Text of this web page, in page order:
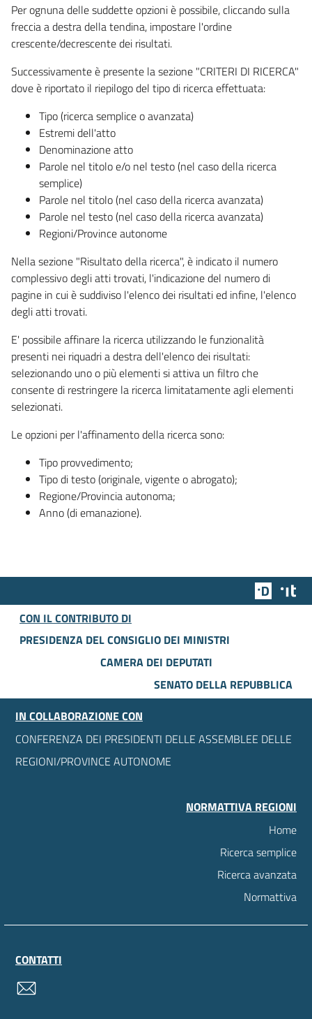
Per ognuna delle suddette opzioni è possibile, cliccando sulla
freccia a destra della tendina, impostare l'ordine
crescente/decrescente dei risultati.
Successivamente è presente la sezione "CRITERI DI RICERCA"
dove è riportato il riepilogo del tipo di ricerca effettuata:
Tipo (ricerca semplice o avanzata)
Estremi dell'atto
Denominazione atto
Parole nel titolo e/o nel testo (nel caso della ricerca
semplice)
Parole nel titolo (nel caso della ricerca avanzata)
Parole nel testo (nel caso della ricerca avanzata)
Regioni/Province autonome
Nella sezione "Risultato della ricerca", è indicato il numero
complessivo degli atti trovati, l'indicazione del numero di
pagine in cui è suddiviso l'elenco dei risultati ed infine, l'elenco
degli atti trovati.
E' possibile affinare la ricerca utilizzando le funzionalità
presenti nei riquadri a destra dell'elenco dei risultati:
selezionando uno o più elementi si attiva un filtro che
consente di restringere la ricerca limitatamente agli elementi
selezionati.
Le opzioni per l'affinamento della ricerca sono:
Tipo provvedimento;
Tipo di testo (originale, vigente o abrogato);
Regione/Provincia autonoma;
Anno (di emanazione).
Team
CON IL CONTRIBUTO DI
PRESIDENZA DEL CONSIGLIO DEI MINISTRI
CAMERA DEI DEPUTATI
SENATO DELLA REPUBBLICA
IN COLLABORAZIONE CON
CONFERENZA DEI PRESIDENTI DELLE ASSEMBLEE DELLE
REGIONI/PROVINCE AUTONOME
NORMATTIVA REGIONI
Home
Ricerca semplice
Ricerca avanzata
Normattiva
CONTATTI